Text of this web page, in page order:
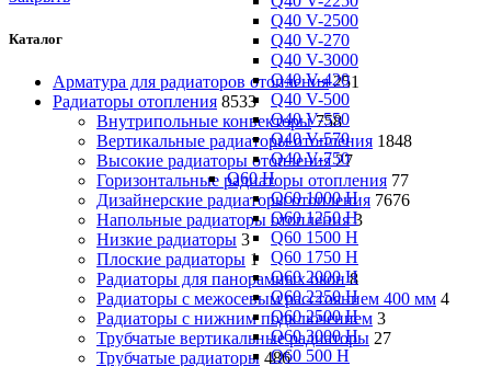
Q40 V-2500
Q40 V-270
Q40 V-3000
Q40 V-420
Q40 V-500
Q40 V-550
Q40 V-570
Q40 V-750
Q60 H
Q60 1000 H
Q60 1250 H
Q60 1500 H
Q60 1750 H
Q60 2000 H
Q60 2250 H
Q60 2500 H
Q60 3000 H
Q60 500 H
Каталог
Арматура для радиаторов отопления 251
Радиаторы отопления 8533
Внутрипольные конвекторы 758
Вертикальные радиаторы отопления 1848
Высокие радиаторы отопления 27
Горизонтальные радиаторы отопления 77
Дизайнерские радиаторы отопления 7676
Напольные радиаторы отопления 3
Низкие радиаторы 3
Плоские радиаторы 1
Радиаторы для панорамных окон 8
Радиаторы с межосевым расстоянием 400 мм 4
Радиаторы с нижним подключением 3
Трубчатые вертикальные радиаторы 27
Трубчатые радиаторы 486